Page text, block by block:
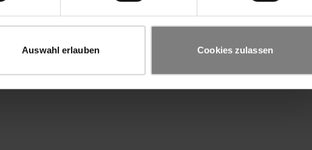
Auswahl erlauben Cookies zulassen